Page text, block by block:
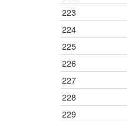
223
224
225
226
227
228
229